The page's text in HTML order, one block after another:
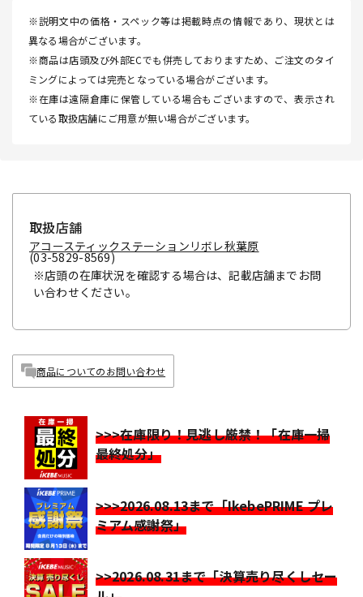
※説明文中の価格・スペック等は掲載時点の情報であり、現状とは
異なる場合がございます。
※商品は店頭及び外部ECでも併売しておりますため、ご注文のタイ
ミングによっては完売となっている場合がございます。
※在庫は遠隔倉庫に保管している場合もございますので、表示され
ている取扱店舗にご用意が無い場合がございます。
取扱店舗
アコースティックステーションリボレ秋葉原
(03-5829-8569)
※店頭の在庫状況を確認する場合は、記載店舗までお問
い合わせください。
商品についてのお問い合わせ
>>>在庫限り！見逃し厳禁！「在庫一掃
最終処分」
>>>2026.08.13まで「IkebePRIME プレ
ミアム感謝祭」
>>2026.08.31まで「決算売り尽くしセー